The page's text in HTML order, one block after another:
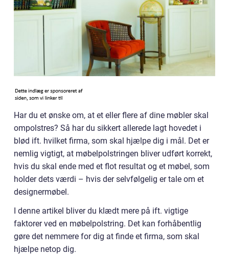
Har du et ønske om, at et eller flere af dine møbler skal
ompolstres? Så har du sikkert allerede lagt hovedet i
blød ift. hvilket firma, som skal hjælpe dig i mål. Det er
nemlig vigtigt, at møbelpolstringen bliver udført korrekt,
hvis du skal ende med et flot resultat og et møbel, som
holder dets værdi – hvis der selvfølgelig er tale om et
designermøbel.
I denne artikel bliver du klædt mere på ift. vigtige
faktorer ved en møbelpolstring. Det kan forhåbentlig
gøre det nemmere for dig at finde et firma, som skal
hjælpe netop dig.